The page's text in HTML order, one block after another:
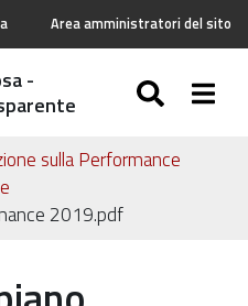
Area amministratori del sito
-
sulla Performance
2019.pdf